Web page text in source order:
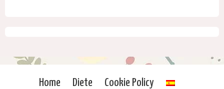
Home Diete Cookie Policy